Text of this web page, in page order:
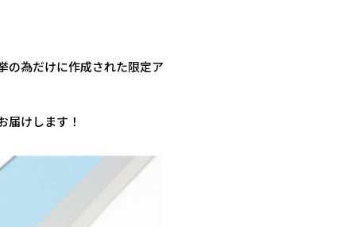
の為だけに作成された限定ア
届けします！